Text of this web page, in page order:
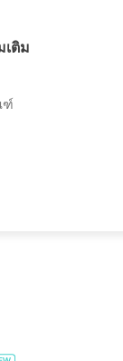
ครื่องเสมือน
ะบบปฏิบัติการ
อมูล
ปยังคลาวด์
GDPR
เติม
ฑ์
ศึกษาระดับปริ
คจากมหาวิท
าคตะวันตกเฉี
ในการวิจัยด้า
และการรักษา
สบการณ์ในอุต
ห่งนวัตกรรม
ดิษฐ์ระดับประ
ได้รับการยอ
เริ่มต้นเส้นทา
นที่จะปฏิวัติกา
การพัฒนาโซ
ะบบนิเวศกา